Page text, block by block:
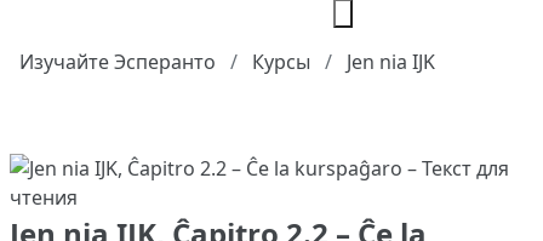
Изучайте Эсперанто Курсы Jen nia IJK